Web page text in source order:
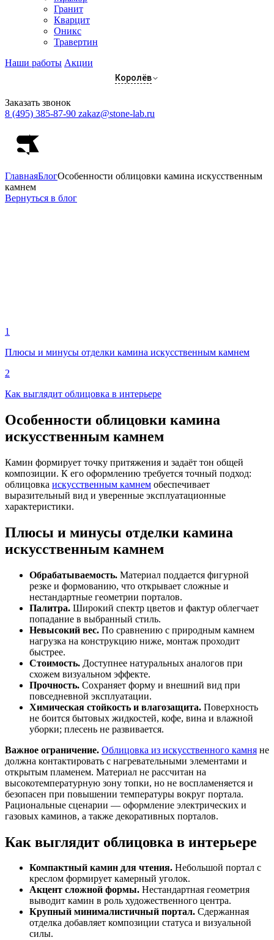
Гранит
Кварцит
Оникс
Травертин
Наши работы Акции
Королёв
Заказать звонок
8 (495) 385-87-90 zakaz@stone-lab.ru
ГлавнаяБлогОсобенности облицовки камина искусственным
камнем
Вернуться в блог
1
Плюсы и минусы отделки камина искусственным камнем
2
Как выглядит облицовка в интерьере
Особенности облицовки камина
искусственным камнем
Камин формирует точку притяжения и задаёт тон общей
композиции. К его оформлению требуется точный подход:
облицовка искусственным камнем обеспечивает
выразительный вид и уверенные эксплуатационные
характеристики.
Плюсы и минусы отделки камина
искусственным камнем
Обрабатываемость. Материал поддается фигурной
резке и формованию, что открывает сложные и
нестандартные геометрии порталов.
Палитра. Широкий спектр цветов и фактур облегчает
попадание в выбранный стиль.
Невысокий вес. По сравнению с природным камнем
нагрузка на конструкцию ниже, монтаж проходит
быстрее.
Стоимость. Доступнее натуральных аналогов при
схожем визуальном эффекте.
Прочность. Сохраняет форму и внешний вид при
повседневной эксплуатации.
Химическая стойкость и влагозащита. Поверхность
не боится бытовых жидкостей, кофе, вина и влажной
уборки; плесень не развивается.
Важное ограничение. Облицовка из искусственного камня не
должна контактировать с нагревательными элементами и
открытым пламенем. Материал не рассчитан на
высокотемпературную зону топки, но не воспламеняется и
безопасен при повышении температуры вокруг портала.
Рациональные сценарии — оформление электрических и
газовых каминов, а также декоративных порталов.
Как выглядит облицовка в интерьере
Компактный камин для чтения. Небольшой портал с
креслом формирует камерный уголок.
Акцент сложной формы. Нестандартная геометрия
выводит камин в роль художественного центра.
Крупный минималистичный портал. Сдержанная
отделка добавляет композиции статуса и визуальной
силы.